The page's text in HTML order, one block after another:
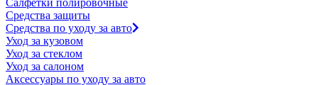
Средства защиты
Средства по уходу за авто
Уход за кузовом
Уход за стеклом
Уход за салоном
Аксессуары по уходу за авто